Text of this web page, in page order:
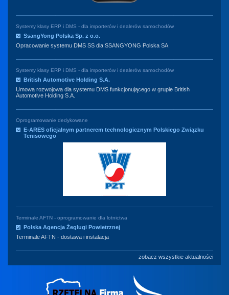
Systemy klasy ERP i DMS - dla importerów i dealerów samochodów
SsangYong Polska Sp. z o.o.
Opracowanie systemu DMS SS dla SSANGYONG Polska SA
Systemy klasy ERP i DMS - dla importerów i dealerów samochodów
British Automotive Holding S.A.
Umowa rozwojowa dla systemu DMS funkcjonującego w grupie British
Automotive Holding S.A.
Oprogramowanie dedykowane
E-ARES oficjalnym partnerem technologicznym Polskiego Związku
Tenisowego
Terminale AFTN - oprogramowanie dla lotnictwa
Polska Agencja Żeglugi Powietrznej
Terminale AFTN - dostawa i instalacja
zobacz wszystkie aktualności